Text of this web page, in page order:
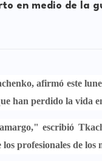
en medio de la
, afirmó este
han perdido la vida
," escribió
profesionales de los